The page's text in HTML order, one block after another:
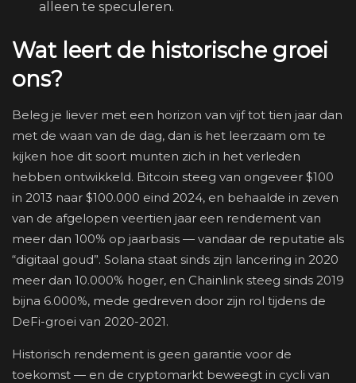
alleen te speculeren.
Wat leert de historische groei
ons?
Beleg je liever met een horizon van vijf tot tien jaar dan
met de waan van de dag, dan is het leerzaam om te
kijken hoe dit soort munten zich in het verleden
hebben ontwikkeld. Bitcoin steeg van ongeveer $100
in 2013 naar $100.000 eind 2024, en behaalde in zeven
van de afgelopen veertien jaar een rendement van
meer dan 100% op jaarbasis — vandaar de reputatie als
“digitaal goud”. Solana staat sinds zijn lancering in 2020
meer dan 10.000% hoger, en Chainlink steeg sinds 2019
bijna 6.000%, mede gedreven door zijn rol tijdens de
DeFi-groei van 2020-2021.
Historisch rendement is geen garantie voor de
toekomst — en de cryptomarkt beweegt in cycli van